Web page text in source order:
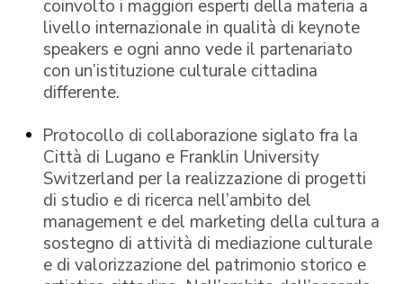
coinvolto i maggiori esperti della materia a
livello internazionale in qualità di keynote
speakers e ogni anno vede il partenariato
con un’istituzione culturale cittadina
differente.
Protocollo di collaborazione siglato fra la
Città di Lugano e Franklin University
Switzerland per la realizzazione di progetti
di studio e di ricerca nell’ambito del
management e del marketing della cultura a
sostegno di attività di mediazione culturale
e di valorizzazione del patrimonio storico e